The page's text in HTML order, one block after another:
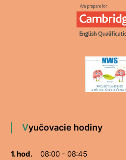
Vyučovacie hodiny
1. hod.08:00 - 08:45